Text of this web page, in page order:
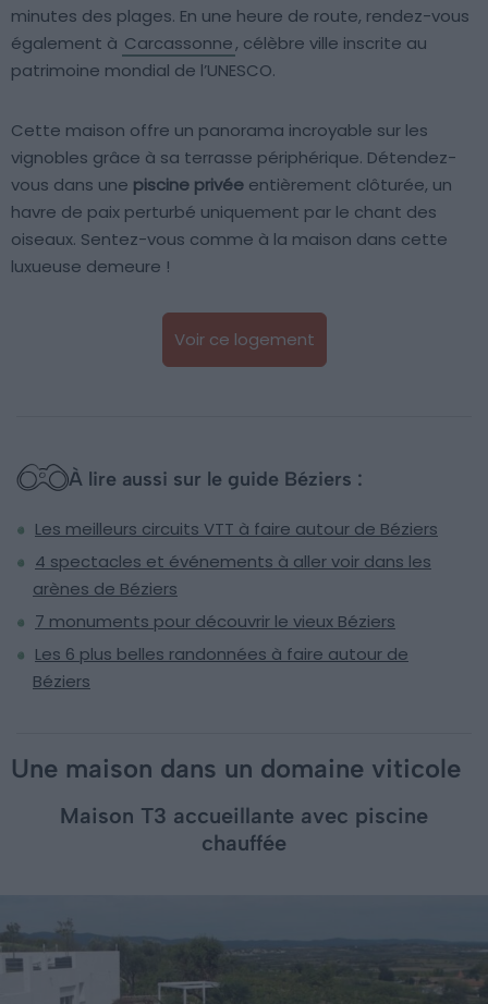
minutes des plages. En une heure de route, rendez-vous
également à Carcassonne, célèbre ville inscrite au
patrimoine mondial de l’UNESCO.
Cette maison offre un panorama incroyable sur les
vignobles grâce à sa terrasse périphérique. Détendez-
vous dans une piscine privée entièrement clôturée, un
havre de paix perturbé uniquement par le chant des
oiseaux. Sentez-vous comme à la maison dans cette
luxueuse demeure !
Voir ce logement
À lire aussi sur le guide Béziers :
Les meilleurs circuits VTT à faire autour de Béziers
4 spectacles et événements à aller voir dans les
arènes de Béziers
7 monuments pour découvrir le vieux Béziers
Les 6 plus belles randonnées à faire autour de
Béziers
Une maison dans un domaine viticole
Maison T3 accueillante avec piscine
chauffée